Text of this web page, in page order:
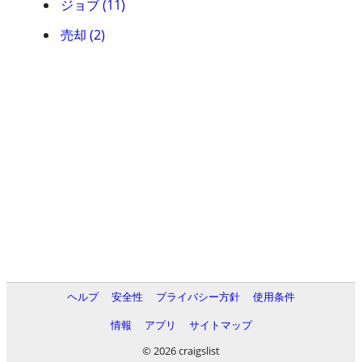
ジョブ (11)
売却 (2)
ヘルプ 安全性 プライバシー方針
使用条件
情報
アプリ
サイトマップ
© 2026 craigslist